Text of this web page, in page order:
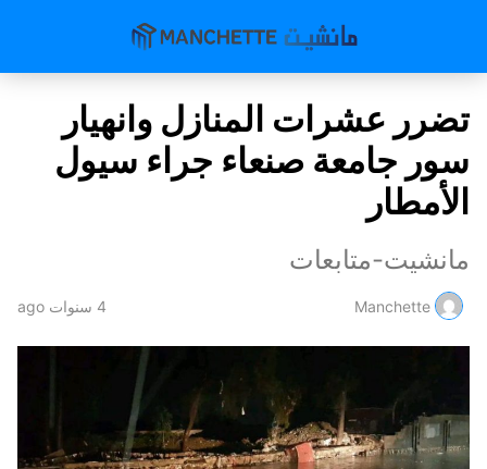
تضرر عشرات المنازل وانهيار
سور جامعة صنعاء جراء سيول
الأمطار
مانشيت-متابعات
Manchette 4 سنوات ago